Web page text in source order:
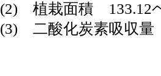
(2) 植栽面積 133.12
(3) 二酸化炭素吸収量